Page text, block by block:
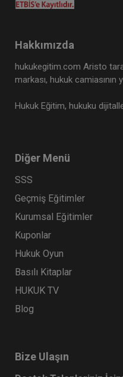
Hakkımızda
hukukegitim.com Aristo
markası, hukuk camiasının
Hukuk Eğitim, hukuku
Diğer Menü
SSS
Geçmiş Eğitimler
Kurumsal Eğitimler
Kuponlar
Hukuk Oyun
Basılı Kitaplar
HUKUK TV
Blog
Bize Ulaşın